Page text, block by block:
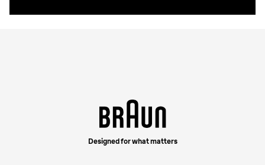
Designed for what matters